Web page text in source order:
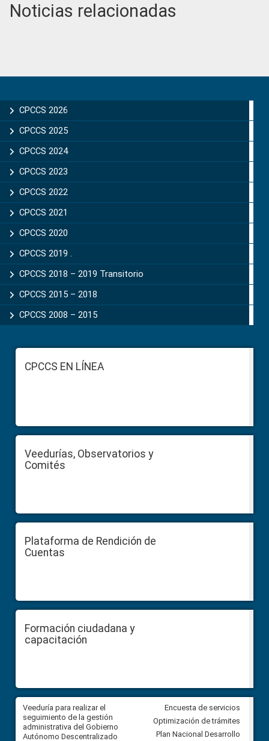
Noticias relacionadas
Sidebar
CPCCS 2026
CPCCS 2025
CPCCS 2024
CPCCS 2023
CPCCS 2022
CPCCS 2021
CPCCS 2020
CPCCS 2019 .
CPCCS 2018 – 2019 Transitorio
CPCCS 2015 – 2018
CPCCS 2008 – 2015
FooterCPCCS EN LÍNEA
Veedurías, Observatorios y
Comités
Plataforma de Rendición de
Cuentas
Formación ciudadana y
capacitación
Veeduría para realizar el
seguimiento de la gestión
administrativa del Gobierno
Autónomo Descentralizado
Veeduría para vigilar los
derivados de la Audiencia
comunidad Urbina, parroquia
Encuesta de servicios
Optimización de trámites
Plan Nacional Desarrollo